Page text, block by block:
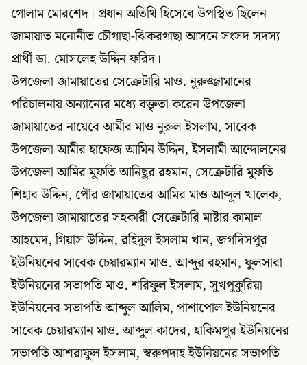
গোলাম মোরশেদ। প্রধান অতিথি হিসেবে উপস্থিত ছিলেন
জামায়াত মনোনীত চৌগাছা-ঝিকরগাছা আসনে সংসদ সদস্য
প্রার্থী ডা. মোসলেহ উদ্দিন ফরিদ।
উপজেলা জামায়াতের সেক্রেটারি মাও. নুরুজ্জামানের
পরিচালনায় অন্যান্যের মধ্যে বক্তৃতা করেন উপজেলা
জামায়াতের নায়েবে আমীর মাও নুরুল ইসলাম, সাবেক
উপজেলা আমীর হাফেজ আমিন উদ্দিন, ইসলামী আন্দোলনের
উপজেলা আমির মুফতি আনিছুর রহমান, সেক্রেটারি মুফতি
শিহাব উদ্দিন, পৌর জামায়াতের আমির মাও আব্দুল খালেক,
উপজেলা জামায়াতের সহকারী সেক্রেটারি মাষ্টার কামাল
আহমেদ, গিয়াস উদ্দিন, রহিদুল ইসলাম খান, জগদিসপুর
ইউনিয়নের সাবেক চেয়ারম্যান মাও. আব্দুর রহমান, ফুলসারা
ইউনিয়নের সভাপতি মাও. শরিফুল ইসলাম, সুখপুকুরিয়া
ইউনিয়নের সভাপতি আব্দুল আলিম, পাশাপোল ইউনিয়নের
সাবেক চেয়ারম্যান মাও. আব্দুল কাদের, হাকিমপুর ইউনিয়নের
সভাপতি আশরাফুল ইসলাম, স্বরুপদাহ ইউনিয়নের সভাপতি